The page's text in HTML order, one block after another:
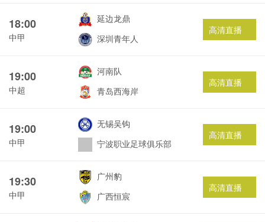
18:00
中甲
延边龙鼎
深圳青年人
高清直播
19:00
中超
河南队
青岛西海岸
高清直播
19:00
中甲
无锡吴钩
宁波职业足球俱乐部
高清直播
19:30
中甲
广州豹
广西恒宸
高清直播